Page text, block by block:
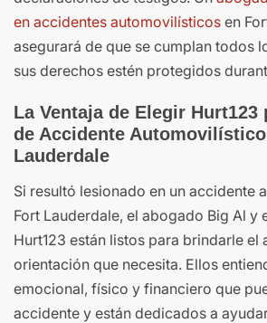
en accidentes automovilísticos en
asegurará de que se cumplan todos
sus derechos estén protegidos
La Ventaja de Elegir Hurt123
de Accidente
Lauderdale
Si resultó lesionado en un accidente
Fort Lauderdale, el abogado Big Al y
Hurt123 están listos para brindarle el
orientación que necesita. Ellos
emocional, físico y financiero que
accidente y están dedicados a